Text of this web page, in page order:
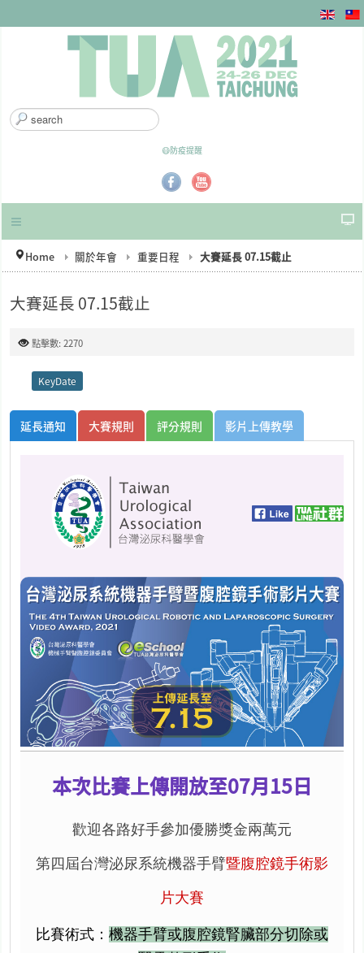
搜
尋
😷防疫提醒
Home 關於年會 重要日程 大賽延長 07.15截止
大賽延長 07.15截止
點擊數: 2270
KeyDate
延長通知 大賽規則 評分規則 影片上傳教學
本次比賽上傳開放至07月15日
歡迎各路好手參加優勝獎金兩萬元
第四屆台灣泌尿系統機器手臂暨腹腔鏡手術影
片大賽
比賽術式： 機器手臂或腹腔鏡腎臟部分切除或